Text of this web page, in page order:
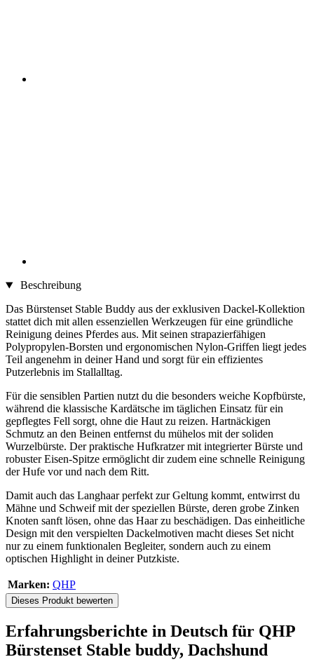
Beschreibung
Das Bürstenset Stable Buddy aus der exklusiven Dackel-Kollektion
stattet dich mit allen essenziellen Werkzeugen für eine gründliche
Reinigung deines Pferdes aus. Mit seinen strapazierfähigen
Polypropylen-Borsten und ergonomischen Nylon-Griffen liegt jedes
Teil angenehm in deiner Hand und sorgt für ein effizientes
Putzerlebnis im Stallalltag.
Für die sensiblen Partien nutzt du die besonders weiche Kopfbürste,
während die klassische Kardätsche im täglichen Einsatz für ein
gepflegtes Fell sorgt, ohne die Haut zu reizen. Hartnäckigen
Schmutz an den Beinen entfernst du mühelos mit der soliden
Wurzelbürste. Der praktische Hufkratzer mit integrierter Bürste und
robuster Eisen-Spitze ermöglicht dir zudem eine schnelle Reinigung
der Hufe vor und nach dem Ritt.
Damit auch das Langhaar perfekt zur Geltung kommt, entwirrst du
Mähne und Schweif mit der speziellen Bürste, deren grobe Zinken
Knoten sanft lösen, ohne das Haar zu beschädigen. Das einheitliche
Design mit den verspielten Dackelmotiven macht dieses Set nicht
nur zu einem funktionalen Begleiter, sondern auch zu einem
optischen Highlight in deiner Putzkiste.
Marken: QHP
Dieses Produkt bewerten
Erfahrungsberichte in Deutsch für QHP
Bürstenset Stable buddy, Dachshund